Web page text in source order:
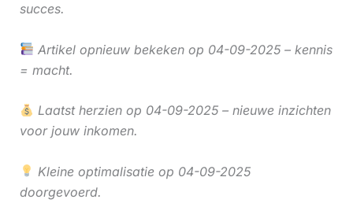
succes.
Artikel opnieuw bekeken op 04-09-2025 – kennis
= macht.
Laatst herzien op 04-09-2025 – nieuwe inzichten
voor jouw inkomen.
Kleine optimalisatie op 04-09-2025
doorgevoerd.